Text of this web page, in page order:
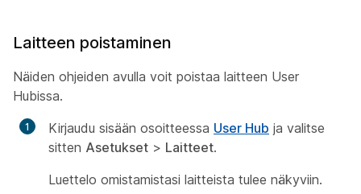
Laitteen poistaminen
Näiden ohjeiden avulla voit poistaa laitteen User
Hubissa.
Kirjaudu sisään osoitteessa User Hub ja valitse
sitten Asetukset > Laitteet.
Luettelo omistamistasi laitteista tulee näkyviin.